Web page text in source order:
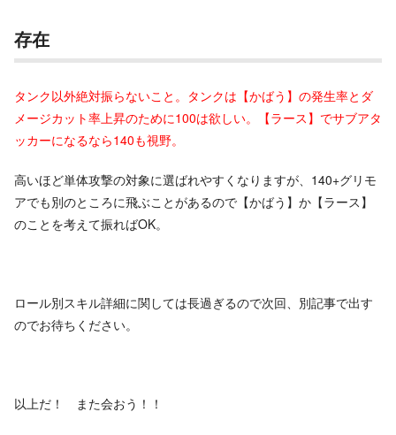
存在
タンク以外絶対振らないこと。タンクは【かばう】の発生率とダ
メージカット率上昇のために100は欲しい。【ラース】でサブアタ
ッカーになるなら140も視野。
高いほど単体攻撃の対象に選ばれやすくなりますが、140+グリモ
アでも別のところに飛ぶことがあるので【かばう】か【ラース】
のことを考えて振ればOK。
ロール別スキル詳細に関しては長過ぎるので次回、別記事で出す
のでお待ちください。
以上だ！ また会おう！！